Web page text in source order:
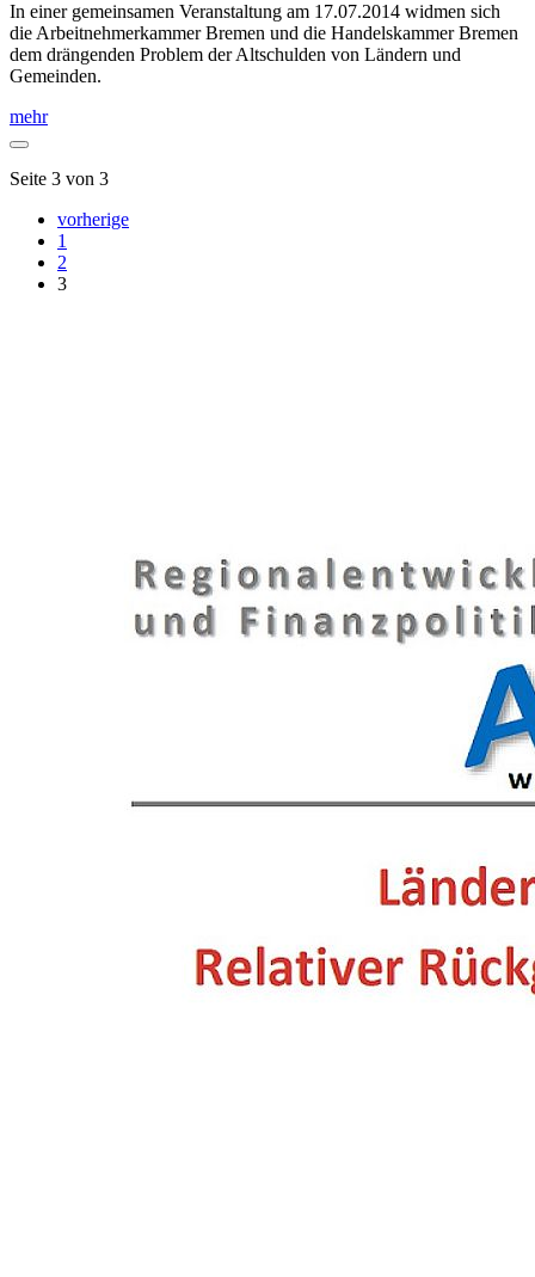
In einer gemeinsamen Veranstaltung am 17.07.2014 widmen sich
die Arbeitnehmerkammer Bremen und die Handelskammer Bremen
dem drängenden Problem der Altschulden von Ländern und
Gemeinden.
mehr
Seite 3 von 3
vorherige
1
2
3